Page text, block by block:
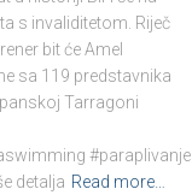
s invaliditetom. Riječ
bit će Amel
sa 119 predstavnika
Tarragoni
#paraplivanje
detalja Read more…